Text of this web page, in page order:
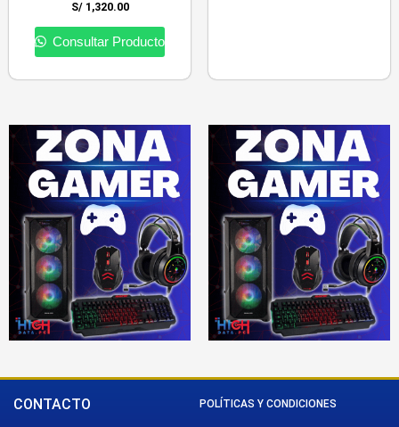
S/1,320.00
Consultar Producto
CONTACTO POLÍTICAS Y CONDICIONES